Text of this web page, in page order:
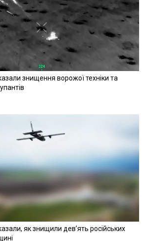
знищення ворожої техніки та
як знищили девʼять російських